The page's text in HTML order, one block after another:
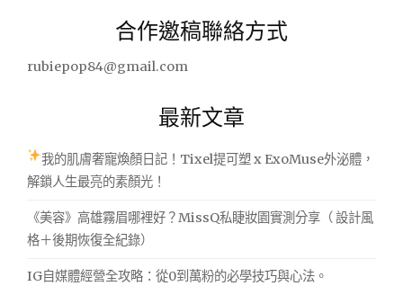
合作邀稿聯絡方式
rubiepop84@gmail.com
最新文章
我的肌膚奢寵煥顏日記！Tixel提可塑 x ExoMuse外泌體，
解鎖人生最亮的素顏光！
《美容》高雄霧眉哪裡好？MissQ私睫妝園實測分享（ 設計風
格＋後期恢復全紀錄）
IG自媒體經營全攻略：從0到萬粉的必學技巧與心法。